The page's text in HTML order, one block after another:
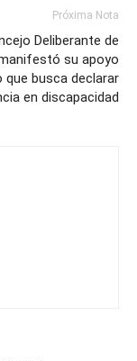
Próxima Nota
Deliberante de
su apoyo
que busca declarar
en discapacidad